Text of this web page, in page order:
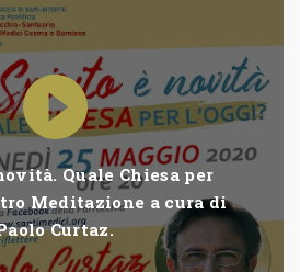
Quale Chiesa per
Meditazione a cura di
Curtaz.